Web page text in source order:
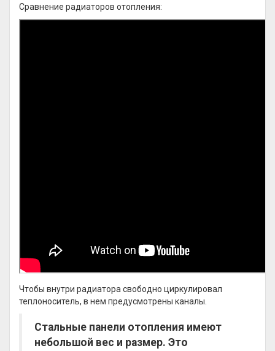
Сравнение радиаторов отопления:
Чтобы внутри радиатора свободно циркулировал
теплоноситель, в нем предусмотрены каналы.
Стальные панели отопления имеют
небольшой вес и размер. Это